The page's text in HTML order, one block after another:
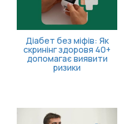
11 серпня відбудеться
засідання Ради з питань
внутрішньо
переміщених осіб